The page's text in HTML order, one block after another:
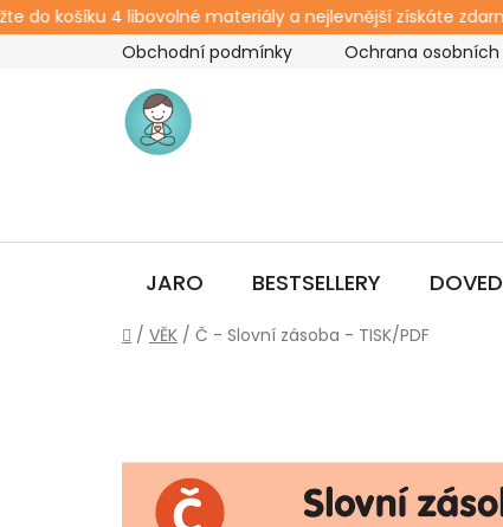
do košíku 4 libovolné materiály a nejlevnější získáte
Obchodní podmínky Ochrana osobních
JARO BESTSELLERY
Domů
/ VĚK / Č - Slovní zásoba - TISK/PDF